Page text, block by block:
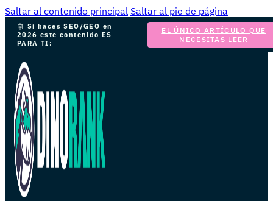
Saltar al contenido principal Saltar al pie de página
🤖 Si haces SEO/GEO en
2026 este contenido ES
PARA TI:
EL ÚNICO ARTÍCULO QUE
NECESITAS LEER